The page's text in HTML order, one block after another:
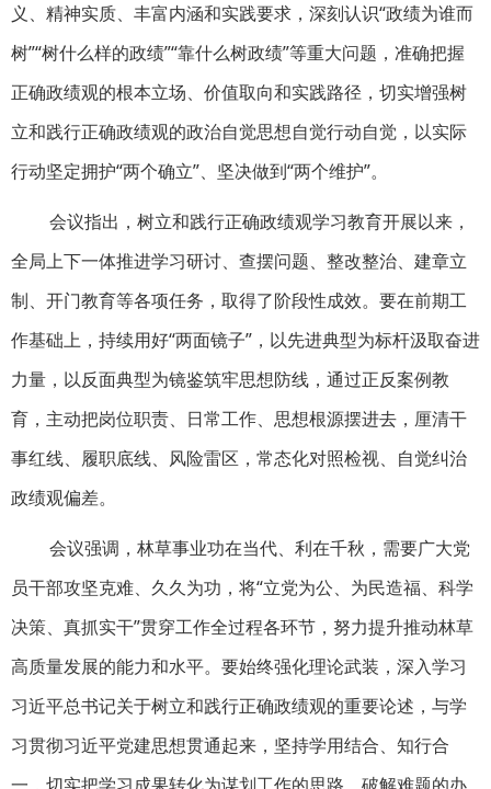
义、精神实质、丰富内涵和实践要求，深刻认识“政绩为谁而
树”“树什么样的政绩”“靠什么树政绩”等重大问题，准确把握
正确政绩观的根本立场、价值取向和实践路径，切实增强树
立和践行正确政绩观的政治自觉思想自觉行动自觉，以实际
行动坚定拥护“两个确立”、坚决做到“两个维护”。
会议指出，树立和践行正确政绩观学习教育开展以来，
全局上下一体推进学习研讨、查摆问题、整改整治、建章立
制、开门教育等各项任务，取得了阶段性成效。要在前期工
作基础上，持续用好“两面镜子”，以先进典型为标杆汲取奋进
力量，以反面典型为镜鉴筑牢思想防线，通过正反案例教
育，主动把岗位职责、日常工作、思想根源摆进去，厘清干
事红线、履职底线、风险雷区，常态化对照检视、自觉纠治
政绩观偏差。
会议强调，林草事业功在当代、利在千秋，需要广大党
员干部攻坚克难、久久为功，将“立党为公、为民造福、科学
决策、真抓实干”贯穿工作全过程各环节，努力提升推动林草
高质量发展的能力和水平。要始终强化理论武装，深入学习
习近平总书记关于树立和践行正确政绩观的重要论述，与学
习贯彻习近平党建思想贯通起来，坚持学用结合、知行合